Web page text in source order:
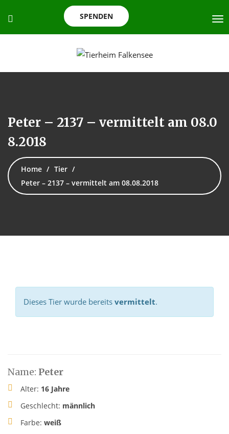
SPENDEN
Peter – 2137 – vermittelt am 08.0
8.2018
Home
Tier
Peter – 2137 – vermittelt am 08.08.2018
Dieses Tier wurde bereits vermittelt.
Name: Peter
Alter: 16 Jahre
Geschlecht: männlich
Farbe: weiß